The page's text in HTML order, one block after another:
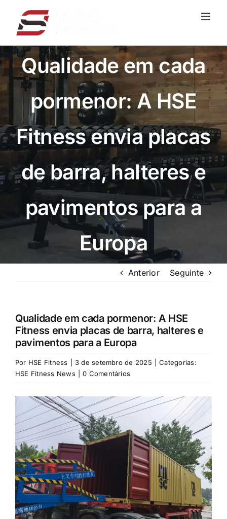
conteúdo
Qualidade em cada
pormenor: A HSE
Fitness envia placas
de barra, halteres e
pavimentos para a
Europa
Anterior Seguinte
Qualidade em cada pormenor: A HSE
Fitness envia placas de barra, halteres e
pavimentos para a Europa
Por HSE Fitness 3 de setembro de 2025
Categorias:
HSE Fitness News
0 Comentários
imagem
maior